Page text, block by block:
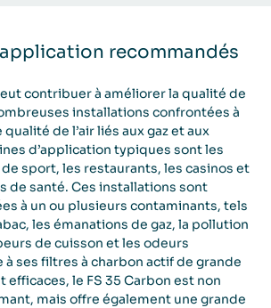
recommandés
contribuer à améliorer la qualité de
installations confrontées à
de l’air liés aux gaz et aux
d’application typiques sont les
sport, les restaurants, les casinos et
de santé. Ces installations sont
à un ou plusieurs contaminants, tels
les émanations de gaz, la pollution
de cuisson et les odeurs
ses filtres à charbon actif de grande
le FS 35 Carbon est non
mais offre également une grande